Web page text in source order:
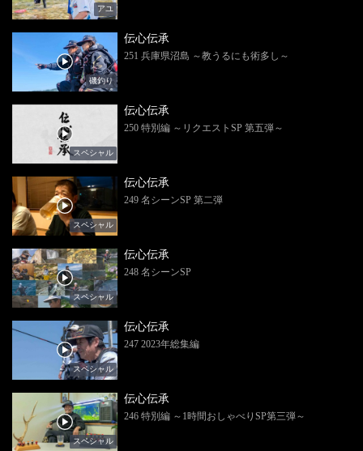
アユ
磯釣り
伝心伝承
251 兵庫県沼島 ～教うるにも術多し～
スペシャル
伝心伝承
250 特別編 ～リクエストSP 第五弾～
スペシャル
伝心伝承
249 名シーンSP 第二弾
スペシャル
伝心伝承
248 名シーンSP
スペシャル
伝心伝承
247 2023年総集編
スペシャル
伝心伝承
246 特別編 ～1時間おしゃべりSP第三弾～